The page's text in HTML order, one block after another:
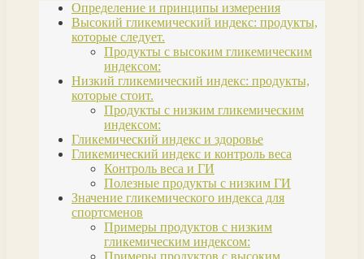
Определение и принципы измерения
Высокий гликемический индекс: продукты,
которые следует.
Продукты с высоким гликемическим
индексом:
Низкий гликемический индекс: продукты,
которые стоит.
Продукты с низким гликемическим
индексом:
Гликемический индекс и здоровье
Гликемический индекс и контроль веса
Контроль веса и ГИ
Полезные продукты с низким ГИ
Значение гликемического индекса для
спортсменов
Примеры продуктов с низким
гликемическим индексом: